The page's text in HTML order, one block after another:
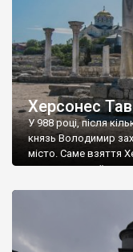
Херсонес
У 988 році, після
князь Володимир
місто. Саме взяття
диктувати свої
Херсонесі
А потім було